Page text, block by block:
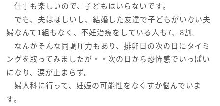
仕事も楽しいので、子どもはいらないです。
でも、夫はほしいし、結婚した友達で子どもがいない夫
婦なんて1組もなく、不妊治療をしている人も7、8割。
なんかそんな同調圧力もあり、排卵日の次の日にタイミ
ングを取ってみましたが・・次の日から恐怖感でいっぱい
になり、涙が止まらず。
婦人科に行って、妊娠の可能性をなくすか悩んでいま
す。